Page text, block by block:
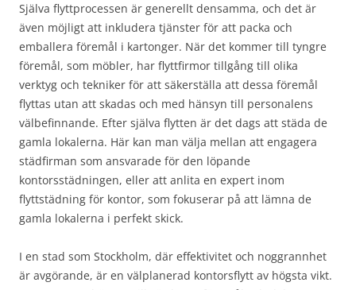
Själva flyttprocessen är generellt densamma, och det är
även möjligt att inkludera tjänster för att packa och
emballera föremål i kartonger. När det kommer till tyngre
föremål, som möbler, har flyttfirmor tillgång till olika
verktyg och tekniker för att säkerställa att dessa föremål
flyttas utan att skadas och med hänsyn till personalens
välbefinnande. Efter själva flytten är det dags att städa de
gamla lokalerna. Här kan man välja mellan att engagera
städfirman som ansvarade för den löpande
kontorsstädningen, eller att anlita en expert inom
flyttstädning för kontor, som fokuserar på att lämna de
gamla lokalerna i perfekt skick.
I en stad som Stockholm, där effektivitet och noggrannhet
är avgörande, är en välplanerad kontorsflytt av högsta vikt.